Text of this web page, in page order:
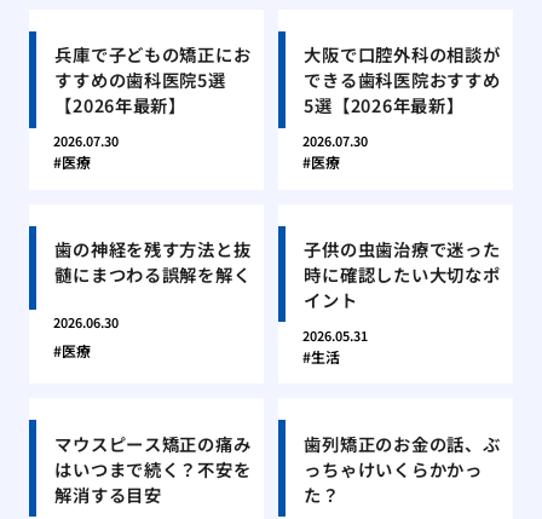
兵庫で子どもの矯正にお
すすめの歯科医院5選
【2026年最新】
2026.07.30
医療
大阪で口腔外科の相談が
できる歯科医院おすすめ
5選【2026年最新】
2026.07.30
医療
歯の神経を残す方法と抜
髄にまつわる誤解を解く
2026.06.30
医療
子供の虫歯治療で迷った
時に確認したい大切なポ
イント
2026.05.31
生活
マウスピース矯正の痛み
はいつまで続く？不安を
解消する目安
歯列矯正のお金の話、ぶ
っちゃけいくらかかっ
た？